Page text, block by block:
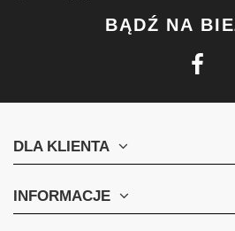
BĄDŹ NA
DLA KLIENTA
INFORMACJE